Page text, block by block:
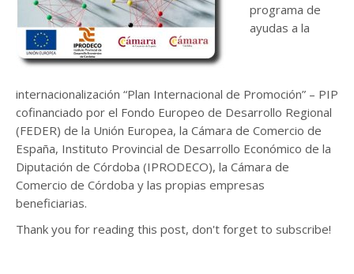
programa de
ayudas a la
internacionalización “Plan Internacional de Promoción” – PIP
cofinanciado por el Fondo Europeo de Desarrollo Regional
(FEDER) de la Unión Europea, la Cámara de Comercio de
España, Instituto Provincial de Desarrollo Económico de la
Diputación de Córdoba (IPRODECO), la Cámara de
Comercio de Córdoba y las propias empresas
beneficiarias.
Thank you for reading this post, don't forget to subscribe!